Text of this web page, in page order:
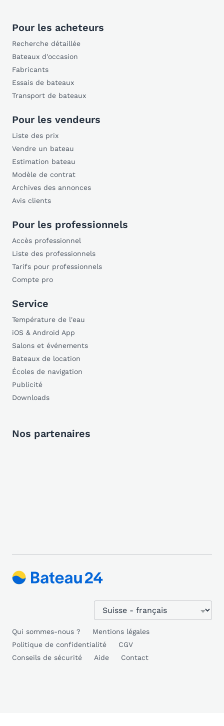
Pour les acheteurs
Recherche détaillée
Bateaux d'occasion
Fabricants
Essais de bateaux
Transport de bateaux
Pour les vendeurs
Liste des prix
Vendre un bateau
Estimation bateau
Modèle de contrat
Archives des annonces
Avis clients
Pour les professionnels
Accès professionnel
Liste des professionnels
Tarifs pour professionnels
Compte pro
Service
Température de l'eau
iOS & Android App
Salons et événements
Bateaux de location
Écoles de navigation
Publicité
Downloads
Nos partenaires
Qui sommes-nous ?
Mentions légales
Politique de confidentialité
CGV
Conseils de sécurité
Aide Contact